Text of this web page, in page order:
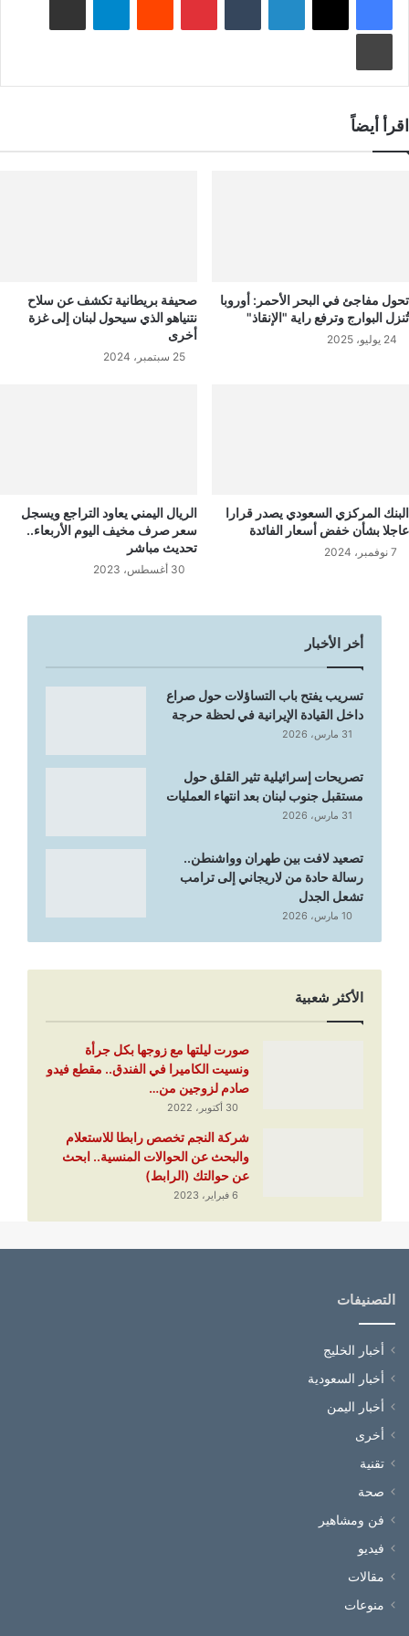
اقرأ أيضاً
تحول مفاجئ في البحر الأحمر: أوروبا
تُنزل البوارج وترفع راية "الإنقاذ"
24 يوليو، 2025
صحيفة بريطانية تكشف عن سلاح
نتنياهو الذي سيحول لبنان إلى غزة
أخرى
25 سبتمبر، 2024
البنك المركزي السعودي يصدر قرارا
عاجلا بشأن خفض أسعار الفائدة
7 نوفمبر، 2024
الريال اليمني يعاود التراجع ويسجل
سعر صرف مخيف اليوم الأربعاء..
تحديث مباشر
30 أغسطس، 2023
أخر الأخبار
تسريب يفتح باب التساؤلات حول صراع
داخل القيادة الإيرانية في لحظة حرجة
31 مارس، 2026
تصريحات إسرائيلية تثير القلق حول
مستقبل جنوب لبنان بعد انتهاء العمليات
31 مارس، 2026
تصعيد لافت بين طهران وواشنطن..
رسالة حادة من لاريجاني إلى ترامب
تشعل الجدل
10 مارس، 2026
الأكثر شعبية
صورت ليلتها مع زوجها بكل جرأة
ونسيت الكاميرا في الفندق.. مقطع فيدو
صادم لزوجين من…
30 أكتوبر، 2022
شركة النجم تخصص رابطا للاستعلام
والبحث عن الحوالات المنسية.. ابحث
عن حوالتك (الرابط)
6 فبراير، 2023
التصنيفات
أخبار الخليج
أخبار السعودية
أخبار اليمن
أخرى
تقنية
صحة
فن ومشاهير
فيديو
مقالات
منوعات